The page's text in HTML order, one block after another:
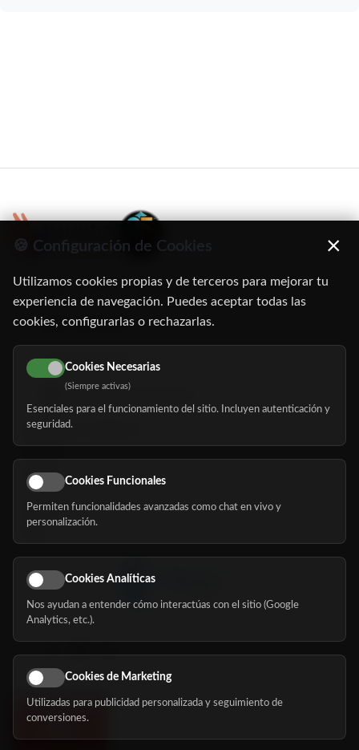
C/ Oruro, 11. 28016 Madrid
91 345 06 26
616 113 103
hola@mundomayor.com
Buscador de residencias
Eventos
Nosotros
Síguenos
🍪 Configuración de Cookies ×
Utilizamos cookies propias y de terceros para mejorar tu
experiencia de navegación. Puedes aceptar todas las
cookies, configurarlas o rechazarlas.
Cookies Necesarias
(Siempre activas)
Esenciales para el funcionamiento del sitio. Incluyen autenticación y
seguridad.
Cookies Funcionales
Permiten funcionalidades avanzadas como chat en vivo y
personalización.
Cookies Analíticas
Nos ayudan a entender cómo interactúas con el sitio (Google
Analytics, etc.).
Cookies de Marketing
Utilizadas para publicidad personalizada y seguimiento de
conversiones.